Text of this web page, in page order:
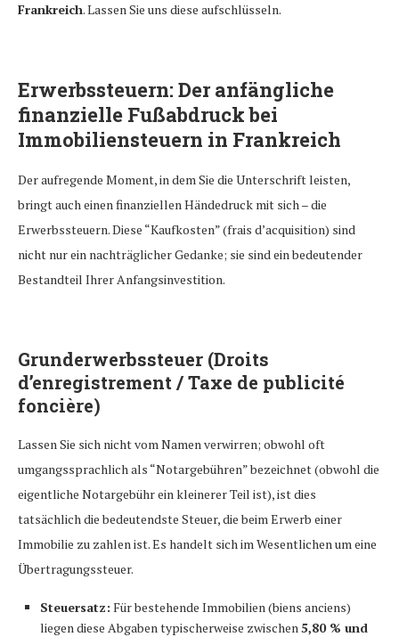
Frankreich. Lassen Sie uns diese aufschlüsseln.
Erwerbssteuern: Der anfängliche
finanzielle Fußabdruck bei
Immobiliensteuern in Frankreich
Der aufregende Moment, in dem Sie die Unterschrift leisten,
bringt auch einen finanziellen Händedruck mit sich – die
Erwerbssteuern. Diese “Kaufkosten” (frais d’acquisition) sind
nicht nur ein nachträglicher Gedanke; sie sind ein bedeutender
Bestandteil Ihrer Anfangsinvestition.
Grunderwerbssteuer (Droits
d’enregistrement / Taxe de publicité
foncière)
Lassen Sie sich nicht vom Namen verwirren; obwohl oft
umgangssprachlich als “Notargebühren” bezeichnet (obwohl die
eigentliche Notargebühr ein kleinerer Teil ist), ist dies
tatsächlich die bedeutendste Steuer, die beim Erwerb einer
Immobilie zu zahlen ist. Es handelt sich im Wesentlichen um eine
Übertragungssteuer.
Steuersatz: Für bestehende Immobilien (biens anciens)
liegen diese Abgaben typischerweise zwischen5,80 % und